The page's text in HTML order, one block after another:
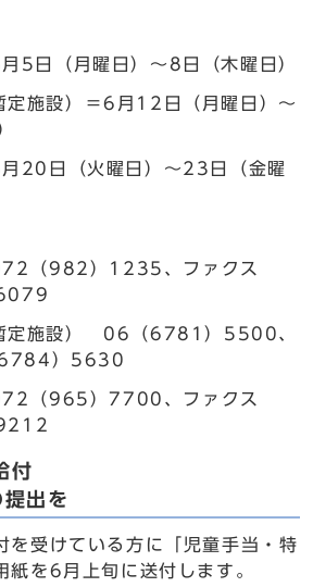
5日（月曜日）～8日（木曜日）
定施設）＝6月12日（月曜日）～
20日（火曜日）～23日（金曜
（982）1235、ファクス
定施設） 06（6781）5500、
6784）5630
（965）7700、ファクス
付
出を
を受けている方に「児童手当・特
紙を6月上旬に送付します。